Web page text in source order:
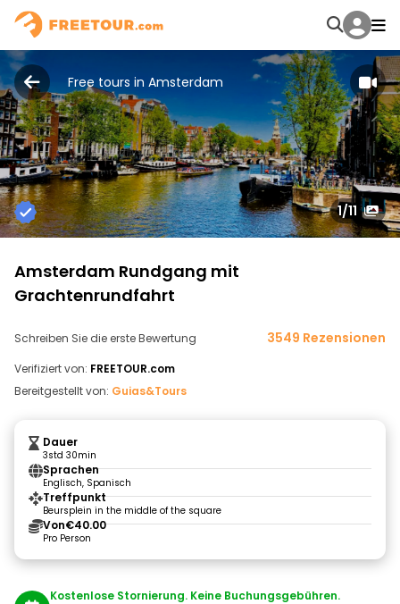
Free tours in Amsterdam
1/11
Amsterdam Rundgang mit
Grachtenrundfahrt
Schreiben Sie die erste Bewertung 3549 Rezensionen
Verifiziert von: FREETOUR.com
Bereitgestellt von: Guias&Tours
Dauer
3std 30min
Sprachen
Englisch, Spanisch
Treffpunkt
Beursplein in the middle of the square
Von€40.00
Pro Person
Kostenlose Stornierung. Keine Buchungsgebühren.